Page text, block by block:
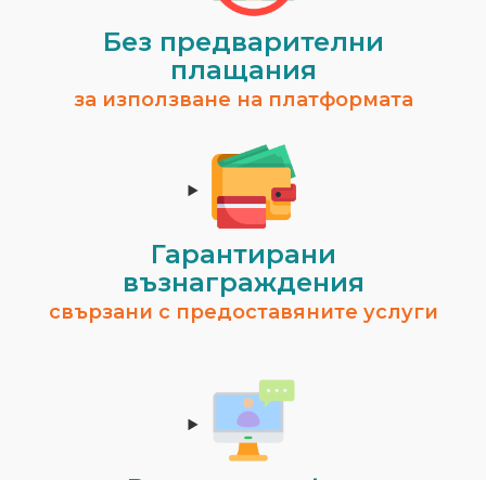
Без предварителни
плащания
за използване на платформата
Гарантирани
възнаграждения
свързани с предоставяните услуги